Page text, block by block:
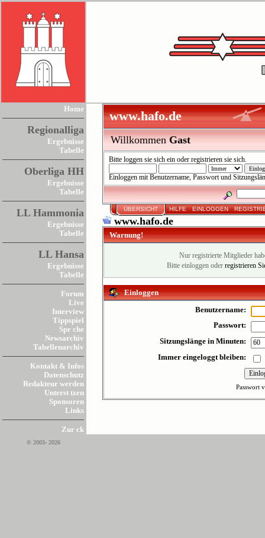
Home
Regionalliga
Ergebnisse
Tabelle
Oberliga HH
Ergebnisse
Tabelle
LL Hammonia
Ergebnisse
Tabelle
LL Hansa
Ergebnisse
Tabelle
Forum
Live
Interview
Tippspiel
Spr che
Newsarchiv
Tabellenarchiv
Kontakt & Infos
Datenschutz
Redakteur werden
Unterst tzen
Sponsoren
Links
Zur ck
www.hafo.de
WillkommenGast
Bitteloggen sie sich ein oderregistrieren sie sich.
Einloggen mit Benutzername, Passwort und
ÜBERSICHT HILFE EINLOGGEN
www.hafo.de
Warnung!
Nur registrierte Mitglieder
Bitte einloggen oder registrieren
Einloggen
Benutzername:
Passwort:
Sitzungslänge in Minuten:
Immer eingeloggt bleiben:
Passwort
© 2003- 2026